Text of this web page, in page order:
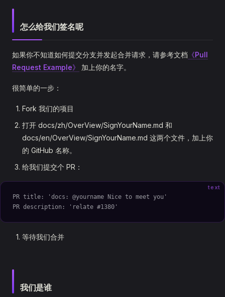
怎么给我们签名呢
如果你不知道如何提交分支并发起合并请求，请参考文档 《Pull
Request Example》
加上你的名字。
很简单的一步：
Fork 我们的项目
打开 docs/zh/OverView/SignYourName.md 和
docs/en/OverView/SignYourName.md 这两个文件，加上你
的 GitHub 名称。
给我们提交个 PR：
text
PR title: 'docs: @yourname Nice to meet you'
PR description: 'relate #1380'
等待我们合并
我们是谁